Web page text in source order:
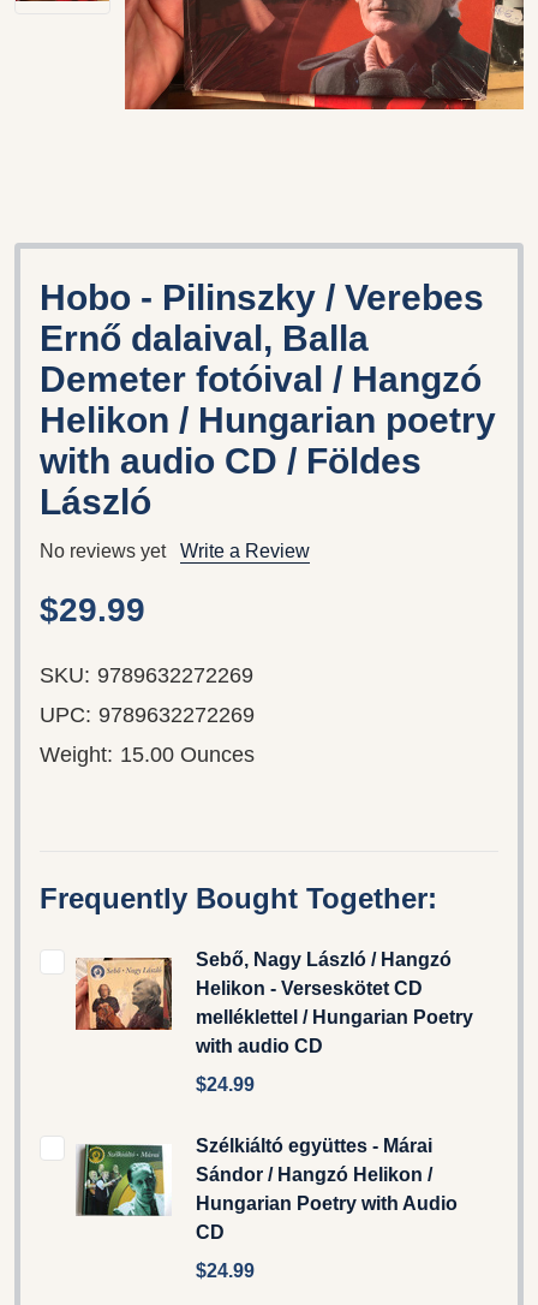
Hobo - Pilinszky / Verebes
Ernő dalaival, Balla
Demeter fotóival / Hangzó
Helikon / Hungarian poetry
with audio CD / Földes
László
No reviews yet Write a Review
$29.99
SKU: 9789632272269
UPC: 9789632272269
Weight: 15.00 Ounces
Frequently Bought Together:
Sebő, Nagy László / Hangzó
Helikon - Verseskötet CD
melléklettel / Hungarian Poetry
with audio CD
$24.99
Szélkiáltó együttes - Márai
Sándor / Hangzó Helikon /
Hungarian Poetry with Audio
CD
$24.99